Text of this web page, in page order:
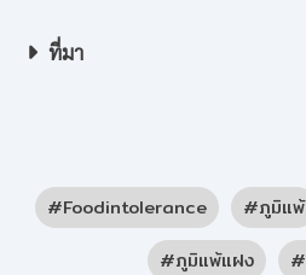
ที่มา
Foodintolerance ภูมิแพ้
ภูมิแพ้แฝง